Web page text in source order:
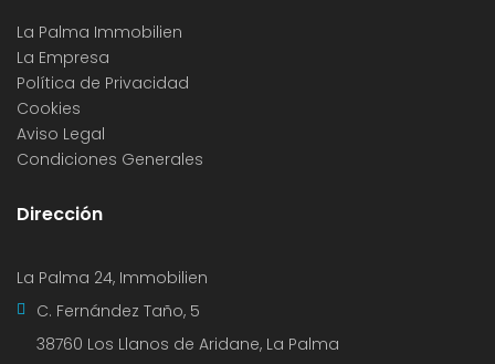
La Palma Immobilien
La Empresa
Política de Privacidad
Cookies
Aviso Legal
Condiciones Generales
Dirección
La Palma 24, Immobilien
C. Fernández Taño, 5
38760 Los Llanos de Aridane, La Palma